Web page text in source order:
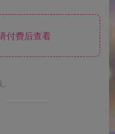
付费后查看